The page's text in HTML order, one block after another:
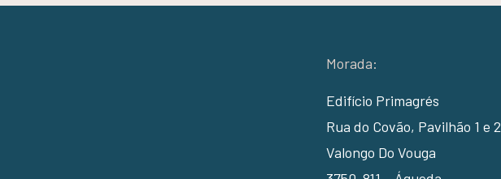
Morada:
Edifício Primagrés
Rua do Covão, Pavilhão 1 e 2
Valongo Do Vouga